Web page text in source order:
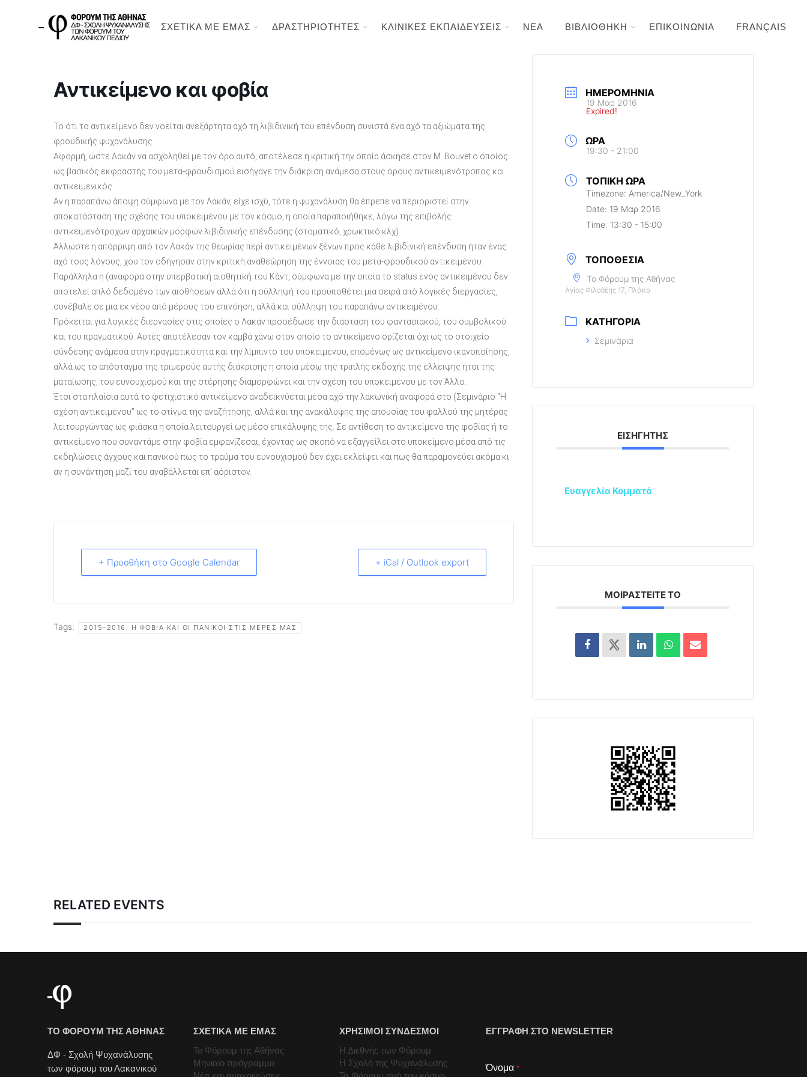
ΣΧΕΤΙΚΑ ΜΕ ΕΜΑΣ ΔΡΑΣΤΗΡΙΟΤΗΤΕΣ ΚΛΙΝΙΚΕΣ ΕΚΠΑΙΔΕΥΣΕΙΣ ΝΕΑ ΒΙΒΛΙΟΘΗΚΗ ΕΠΙΚΟΙΝΩΝΙΑ FRANÇAIS
Αντικείμενο και φοβία
Το ότι το αντικείμενο δεν νοείται ανεξάρτητα αχό τη λιβιδινική του επένδυση συνιστά ένα αχό τα αξιώματα της
φροϋδικής ψυχανάλυσης.
Αφορμή, ώστε Λακάν να ασχοληθεί με τον όρο αυτό, αποτέλεσε η κριτική την οποία άσκησε στον Μ. Bouvet ο οποίος
ως βασικός εκφραστής του μετα-φρουδισμού εισήγαγε την διάκριση ανάμεσα στους όρους αντικειμενότροπος και
αντικειμενικός.
Αν η παραπάνω άποψη σύμφωνα με τον Λακάν, είχε ισχύ, τότε η ψυχανάλυση θα έπρεπε να περιοριστεί στην
αποκατάσταση της σχέσης του υποκειμένου με τον κόσμο, η οποία παραποιήθηκε, λόγω της επιβολής
αντικειμενότροχων αρχαϊκών μορφών λιβιδινικής επένδυσης (στοματικό, χρωκτικό κλχ).
Άλλωστε η απόρριψη από τον Λακάν της θεωρίας περί αντικειμένων ξένων προς κάθε λιβιδινική επένδυση ήταν ένας
αχό τους λόγους, χου τον οδήγησαν στην κριτική αναθεώρηση της έννοιας του μετα-φρουδικού αντικειμένου.
Παράλληλα η (αναφορά στην υπερβατική αισθητική του Κάντ, σύμφωνα με την οποία το status ενός αντικειμένου δεν
αποτελεί απλό δεδομένο των αισθήσεων αλλά ότι η σύλληψή του προϋποθέτει μια σειρά από λογικές διεργασίες,
συνέβαλε σε μια εκ νέου από μέρους του επινόηση, αλλά και σύλληψη του παραπάνω αντικειμένου.
Πρόκειται για λογικές διεργασίες στις οποίες ο Λακάν προσέδωσε την διάσταση του φαντασιακού, του συμβολικού
και του πραγματικού. Αυτές αποτέλεσαν τον καμβά χάνω στον οποίο το αντικείμενο ορίζεται όχι ως το στοιχείο
σύνδεσης ανάμεσα στην πραγματικότητα και την λίμπιντο του υποκειμένου, επομένως ως αντικείμενο ικανοποίησης,
αλλά ως το απόσταγμα της τριμερούς αυτής διάκρισης η οποία μέσω της τριπλής εκδοχής της έλλειψης ήτοι της
ματαίωσης, του ευνουχισμού και της στέρησης διαμορφώνει και την σχέση του υποκειμένου με τον Άλλο.
Έτσι στα πλαίσια αυτά το φετιχιστικό αντικείμενο αναδεικνύεται μέσα αχό την λακωνική αναφορά στο (Σεμινάριο “Η
σχέση αντικειμένου” ως το στίγμα της αναζήτησης, αλλά και της ανακάλυψης της απουσίας του φαλλού της μητέρας
λειτουργώντας ως φιάσκα η οποία λειτουργεί ως μέσο επικάλυψης της. Σε αντίθεση το αντικείμενο της φοβίας ή το
αντικείμενο που συναντάμε στην φοβία εμφανίζεσαι, έχοντας ως σκοπό να εξαγγείλει στο υποκείμενο μέσα από τις
εκδηλώσεις άγχους και πανικού πως το τραύμα του ευνουχισμού δεν έχει εκλείψει και πως θα παραμονεύει ακόμα κι
αν η συνάντηση μαζί του αναβάλλεται επ’ αόριστον.
+ Προσθήκη στο Google Calendar + iCal / Outlook export
Tags: 2015-2016: Η ΦΟΒΊΑ ΚΑΙ ΟΙ ΠΑΝΙΚΟΊ ΣΤΙΣ ΜΈΡΕΣ ΜΑΣ
ΗΜΕΡΟΜΗΝΊΑ
19 Μαρ 2016
Expired!
ΏΡΑ
19:30 - 21:00
ΤΟΠΙΚΉ ΏΡΑ
Timezone: America/New_York
Date: 19 Μαρ 2016
Time: 13:30 - 15:00
ΤΟΠΟΘΕΣΊΑ
Το Φόρουμ της Αθήνας
Αγίας Φιλοθέης 17, Πλάκα
ΚΑΤΗΓΟΡΊΑ
Σεμινάρια
ΕΙΣΗΓΗΤΉΣ
Ευαγγελία Κομματά
ΜΟΙΡΑΣΤΕΊΤΕ ΤΟ
RELATED EVENTS
ΤΟ ΦΟΡΟΥΜ ΤΗΣ ΑΘΗΝΑΣ
ΔΦ - Σχολή Ψυχανάλυσης
των φόρουμ του Λακανικού
ΣΧΕΤΙΚΑ ΜΕ ΕΜΑΣ
Το Φόρουμ της Αθήνας
Μηνιαίο πρόγραμμα
ΧΡΗΣΙΜΟΙ ΣΥΝΔΕΣΜΟΙ
Η Διεθνής των Φόρουμ
Η Σχολή της Ψυχανάλυσης
ΕΓΓΡΑΦΗ ΣΤΟ NEWSLETTER
Όνομα *